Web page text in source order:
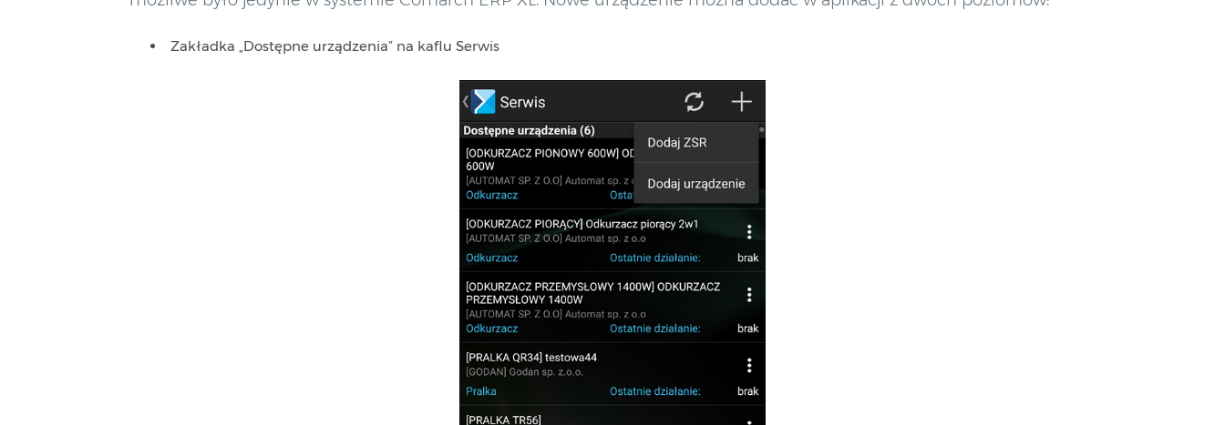
Zakładka „Dostępne urządzenia” na kaflu Serwis